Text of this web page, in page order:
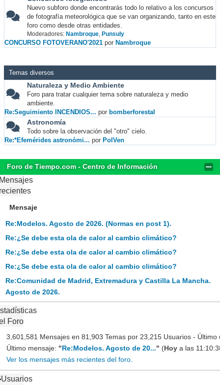
Nuevo subforo donde encontrarás todo lo relativo a los concursos
de fotografía meteorológica que se van organizando, tanto en este
foro como desde otras entidades.
Moderadores: Nambroque, Punsuly
CONCURSO FOTOVERANO'2021 por Nambroque
Temas diversos
Naturaleza y Medio Ambiente
Foro para tratar cualquier tema sobre naturaleza y medio
ambiente.
Re:Seguimiento INCENDIOS... por bomberforestal
Astronomía
Todo sobre la observación del "otro" cielo.
Re:*Efemérides astronómi... por PolVen
Foro de Tiempo.com - Centro de Información
Mensaje
Re:Modelos. Agosto de 2026. (Normas en post 1).
Re:¿Se debe esta ola de calor al cambio climático?
Re:¿Se debe esta ola de calor al cambio climático?
Re:¿Se debe esta ola de calor al cambio climático?
Re:Comunidad de Madrid, Extremadura y Castilla La Mancha.
Agosto de 2026.
Foro
3,601,581 Mensajes en 81,903 Temas por 23,215 Usuarios -
Último mensaje: "Re:Modelos. Agosto de 20..." (Hoy a las
Ver los mensajes más recientes del foro.
Usuarios